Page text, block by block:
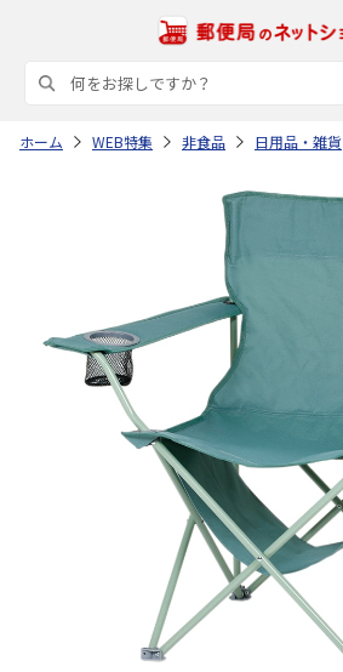
ホーム WEB特集 非食品 日用品・雑貨